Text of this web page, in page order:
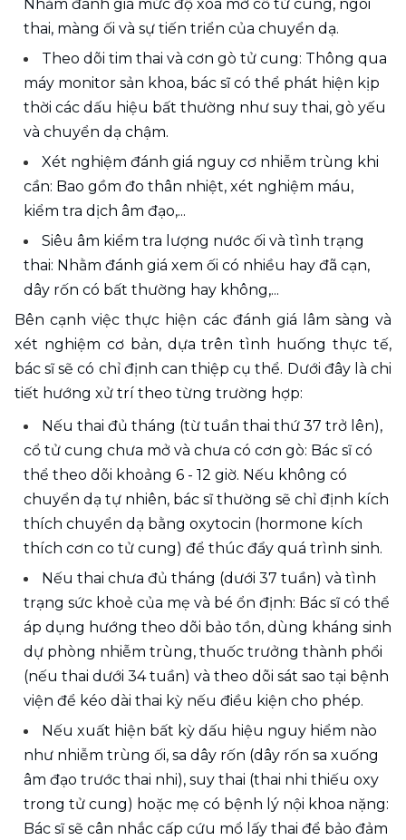
Nhằm đánh giá mức độ xóa mở cổ tử cung, ngôi
thai, màng ối và sự tiến triển của chuyển dạ.
Theo dõi tim thai và cơn gò tử cung: Thông qua
máy monitor sản khoa, bác sĩ có thể phát hiện kịp
thời các dấu hiệu bất thường như suy thai, gò yếu
và chuyển dạ chậm.
Xét nghiệm đánh giá nguy cơ nhiễm trùng khi
cần: Bao gồm đo thân nhiệt, xét nghiệm máu,
kiểm tra dịch âm đạo,...
Siêu âm kiểm tra lượng nước ối và tình trạng
thai: Nhằm đánh giá xem ối có nhiều hay đã cạn,
dây rốn có bất thường hay không,...
Bên cạnh việc thực hiện các đánh giá lâm sàng và
xét nghiệm cơ bản, dựa trên tình huống thực tế,
bác sĩ sẽ có chỉ định can thiệp cụ thể. Dưới đây là chi
tiết hướng xử trí theo từng trường hợp:
Nếu thai đủ tháng (từ tuần thai thứ 37 trở lên),
cổ tử cung chưa mở và chưa có cơn gò: Bác sĩ có
thể theo dõi khoảng 6 - 12 giờ. Nếu không có
chuyển dạ tự nhiên, bác sĩ thường sẽ chỉ định kích
thích chuyển dạ bằng oxytocin (hormone kích
thích cơn co tử cung) để thúc đẩy quá trình sinh.
Nếu thai chưa đủ tháng (dưới 37 tuần) và tình
trạng sức khoẻ của mẹ và bé ổn định: Bác sĩ có thể
áp dụng hướng theo dõi bảo tồn, dùng kháng sinh
dự phòng nhiễm trùng, thuốc trưởng thành phổi
(nếu thai dưới 34 tuần) và theo dõi sát sao tại bệnh
viện để kéo dài thai kỳ nếu điều kiện cho phép.
Nếu xuất hiện bất kỳ dấu hiệu nguy hiểm nào
như nhiễm trùng ối, sa dây rốn (dây rốn sa xuống
âm đạo trước thai nhi), suy thai (thai nhi thiếu oxy
trong tử cung) hoặc mẹ có bệnh lý nội khoa nặng:
Bác sĩ sẽ cân nhắc cấp cứu mổ lấy thai để bảo đảm